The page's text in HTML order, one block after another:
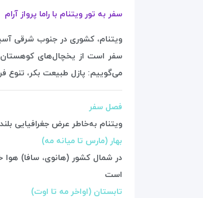
سفر به تور ویتنام با راما پرواز آرام
ویتنام، کشوری در جنوب شرقی
سفر است از یخچال‌های کوهستان
می‌گوییم: پازل طبیعت بکر، تنوع
فصل سفر
ویتنام به‌خاطر عرض جغرافیایی
بهار (مارس تا میانه مه)
در شمال کشور (هانوی، سافا)
است
تابستان (اواخر مه تا اوت)